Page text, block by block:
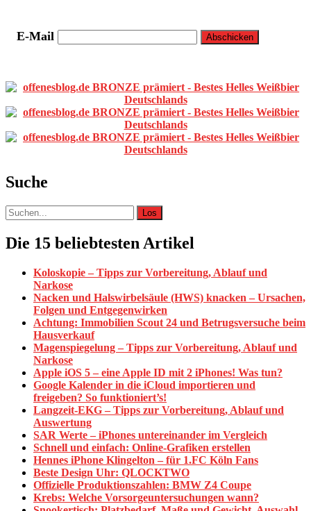
E-Mail
Primäre
Sidebar
Suche
Suche
nach:
Die 15 beliebtesten Artikel
Koloskopie – Tipps zur Vorbereitung, Ablauf und
Narkose
Nacken und Halswirbelsäule (HWS) knacken – Ursachen,
Folgen und Entgegenwirken
Achtung: Immobilien Scout 24 und Betrugsversuche beim
Hausverkauf
Magenspiegelung – Tipps zur Vorbereitung, Ablauf und
Narkose
Apple iOS 5 – eine Apple ID mit 2 iPhones! Was tun?
Google Kalender in die iCloud importieren und
freigeben? So funktioniert’s!
Langzeit-EKG – Tipps zur Vorbereitung, Ablauf und
Auswertung
SAR Werte – iPhones untereinander im Vergleich
Schnell und einfach: Online-Grafiken erstellen
Hennes iPhone Klingelton – für 1.FC Köln Fans
Beste Design Uhr: QLOCKTWO
Offizielle Produktionszahlen: BMW Z4 Coupe
Krebs: Welche Vorsorgeuntersuchungen wann?